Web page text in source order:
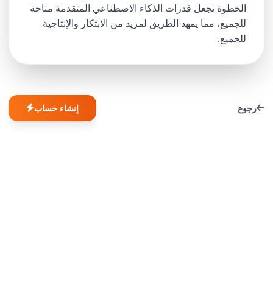
الخطوة تجعل قدرات الذكاء الاصطناعي المتقدمة متاحة
للجميع، مما يمهد الطريق لمزيد من الابتكار والإنتاجية
للجميع.
رجوع إنشاء حساب